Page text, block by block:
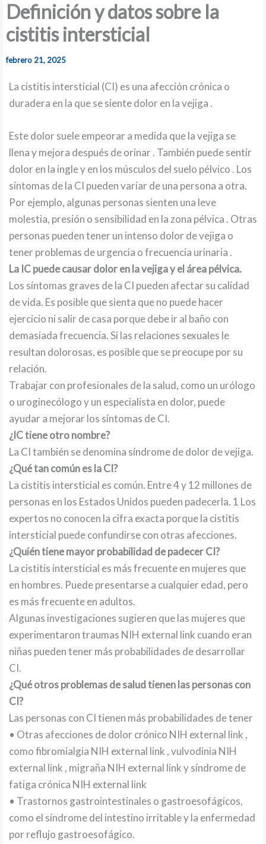
Definición y datos sobre la
cistitis intersticial
febrero 21, 2025
La cistitis intersticial (CI) es una afección crónica o
duradera en la que se siente dolor en la vejiga .
Este dolor suele empeorar a medida que la vejiga se
llena y mejora después de orinar . También puede sentir
dolor en la ingle y en los músculos del suelo pélvico . Los
síntomas de la CI pueden variar de una persona a otra.
Por ejemplo, algunas personas sienten una leve
molestia, presión o sensibilidad en la zona pélvica . Otras
personas pueden tener un intenso dolor de vejiga o
tener problemas de urgencia o frecuencia urinaria .
La IC puede causar dolor en la vejiga y el área pélvica.
Los síntomas graves de la CI pueden afectar su calidad
de vida. Es posible que sienta que no puede hacer
ejercicio ni salir de casa porque debe ir al baño con
demasiada frecuencia. Si las relaciones sexuales le
resultan dolorosas, es posible que se preocupe por su
relación.
Trabajar con profesionales de la salud, como un urólogo
o uroginecólogo y un especialista en dolor, puede
ayudar a mejorar los síntomas de CI.
¿IC tiene otro nombre?
La CI también se denomina síndrome de dolor de vejiga.
¿Qué tan común es la CI?
La cistitis intersticial es común. Entre 4 y 12 millones de
personas en los Estados Unidos pueden padecerla. 1 Los
expertos no conocen la cifra exacta porque la cistitis
intersticial puede confundirse con otras afecciones.
¿Quién tiene mayor probabilidad de padecer CI?
La cistitis intersticial es más frecuente en mujeres que
en hombres. Puede presentarse a cualquier edad, pero
es más frecuente en adultos.
Algunas investigaciones sugieren que las mujeres que
experimentaron traumas NIH external link cuando eran
niñas pueden tener más probabilidades de desarrollar
CI.
¿Qué otros problemas de salud tienen las personas con
CI?
Las personas con CI tienen más probabilidades de tener
• Otras afecciones de dolor crónico NIH external link ,
como fibromialgia NIH external link , vulvodinia NIH
external link , migraña NIH external link y síndrome de
fatiga crónica NIH external link
• Trastornos gastrointestinales o gastroesofágicos,
como el síndrome del intestino irritable y la enfermedad
por reflujo gastroesofágico.